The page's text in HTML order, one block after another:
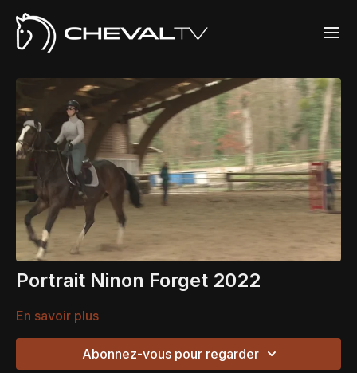
Portrait Ninon Forget 2022
En savoir plus
Abonnez-vous pour regarder